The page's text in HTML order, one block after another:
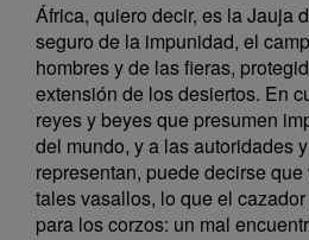
África, quiero decir, es la Jauja
seguro de la impunidad, el
hombres y de las fieras,
extensión de los desiertos. En
reyes y beyes que presumen
del mundo, y a las autoridades
representan, puede decirse
tales vasallos, lo que el
para los corzos: un mal